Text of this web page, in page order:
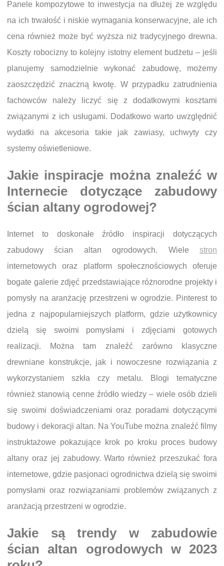
Panele kompozytowe to inwestycja na dłużej ze względu
na ich trwałość i niskie wymagania konserwacyjne, ale ich
cena również może być wyższa niż tradycyjnego drewna.
Koszty robocizny to kolejny istotny element budżetu – jeśli
planujemy samodzielnie wykonać zabudowę, możemy
zaoszczędzić znaczną kwotę. W przypadku zatrudnienia
fachowców należy liczyć się z dodatkowymi kosztami
związanymi z ich usługami. Dodatkowo warto uwzględnić
wydatki na akcesoria takie jak zawiasy, uchwyty czy
systemy oświetleniowe.
Jakie inspiracje można znaleźć w
Internecie dotyczące zabudowy
ścian altany ogrodowej?
Internet to doskonałe źródło inspiracji dotyczących
zabudowy ścian altan ogrodowych. Wiele stron
internetowych oraz platform społecznościowych oferuje
bogate galerie zdjęć przedstawiające różnorodne projekty i
pomysły na aranżację przestrzeni w ogrodzie. Pinterest to
jedna z najpopularniejszych platform, gdzie użytkownicy
dzielą się swoimi pomysłami i zdjęciami gotowych
realizacji. Można tam znaleźć zarówno klasyczne
drewniane konstrukcje, jak i nowoczesne rozwiązania z
wykorzystaniem szkła czy metalu. Blogi tematyczne
również stanowią cenne źródło wiedzy – wiele osób dzieli
się swoimi doświadczeniami oraz poradami dotyczącymi
budowy i dekoracji altan. Na YouTube można znaleźć filmy
instruktażowe pokazujące krok po kroku proces budowy
altany oraz jej zabudowy. Warto również przeszukać fora
internetowe, gdzie pasjonaci ogrodnictwa dzielą się swoimi
pomysłami oraz rozwiązaniami problemów związanych z
aranżacją przestrzeni w ogrodzie.
Jakie są trendy w zabudowie
ścian altan ogrodowych w 2023